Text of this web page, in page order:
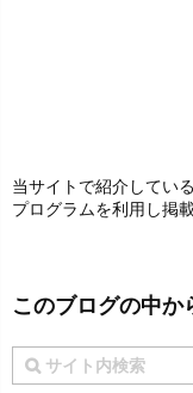
当サイトで紹介してい
プログラムを利用し掲
このブログの中か